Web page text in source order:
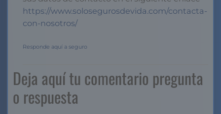
https://www.solosegurosdevida.com/contacta-
con-nosotros/
Responde aquí a seguro
Deja aquí tu comentario pregunta
o respuesta